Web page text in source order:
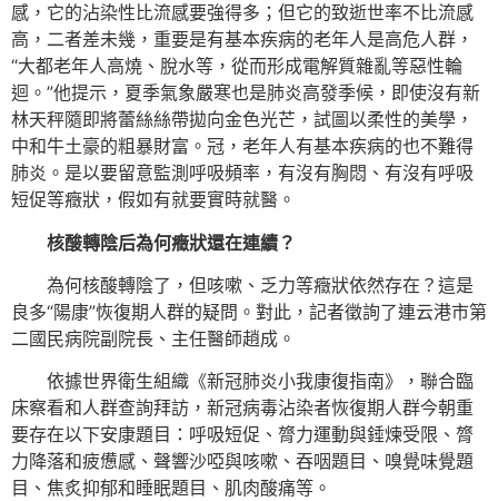
感，它的沾染性比流感要強得多；但它的致逝世率不比流感
高，二者差未幾，重要是有基本疾病的老年人是高危人群，
“大都老年人高燒、脫水等，從而形成電解質雜亂等惡性輪
迴。”他提示，夏季氣象嚴寒也是肺炎高發季候，即使沒有新
林天秤隨即將蕾絲絲帶拋向金色光芒，試圖以柔性的美學，
中和牛土豪的粗暴財富。冠，老年人有基本疾病的也不難得
肺炎。是以要留意監測呼吸頻率，有沒有胸悶、有沒有呼吸
短促等癥狀，假如有就要實時就醫。
核酸轉陰后為何癥狀還在連續？
為何核酸轉陰了，但咳嗽、乏力等癥狀依然存在？這是
良多“陽康”恢復期人群的疑問。對此，記者徵詢了連云港市第
二國民病院副院長、主任醫師趙成。
依據世界衛生組織《新冠肺炎小我康復指南》，聯合臨
床察看和人群查詢拜訪，新冠病毒沾染者恢復期人群今朝重
要存在以下安康題目：呼吸短促、膂力運動與錘煉受限、膂
力降落和疲憊感、聲響沙啞與咳嗽、吞咽題目、嗅覺味覺題
目、焦炙抑郁和睡眠題目、肌肉酸痛等。